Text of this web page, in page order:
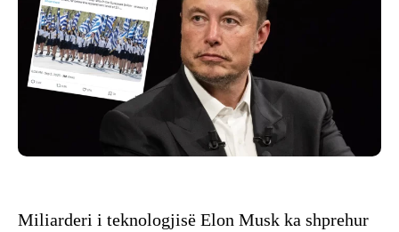
Miliarderi i teknologjisë Elon Musk ka shprehur